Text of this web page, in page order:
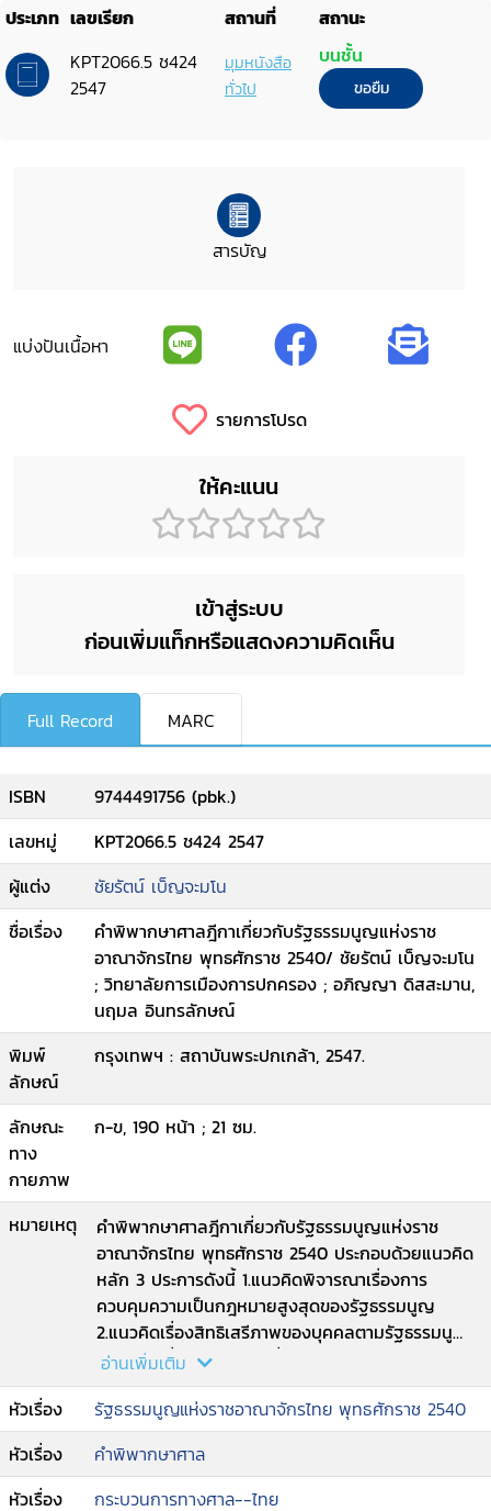
ประเภท เลขเรียก สถานที่
สถานะ
KPT2066.5 ช424
2547
มุมหนังสือ
ทั่วไป
บนชั้น
ขอยืม
สารบัญ
แบ่งปันเนื้อหา
รายการโปรด
ให้คะแนน
เข้าสู่ระบบ
ก่อนเพิ่มแท็กหรือแสดงความคิดเห็น
Full Record MARC
ISBN
9744491756 (pbk.)
เลขหมู่
KPT2066.5 ช424 2547
ผู้แต่ง
ชัยรัตน์ เบ็ญจะมโน
ชื่อเรื่อง
คำพิพากษาศาลฎีกาเกี่ยวกับรัฐธรรมนูญแห่งราช
อาณาจักรไทย พุทธศักราช 2540/ ชัยรัตน์ เบ็ญจะมโน
; วิทยาลัยการเมืองการปกครอง ; อภิญญา ดิสสะมาน,
นฤมล อินทรลักษณ์
พิมพ์
ลักษณ์
กรุงเทพฯ : สถาบันพระปกเกล้า, 2547.
ลักษณะ
ทาง
กายภาพ
ก-ข, 190 หน้า ; 21 ซม.
หมายเหตุ
คำพิพากษาศาลฎีกาเกี่ยวกับรัฐธรรมนูญแห่งราช
อาณาจักรไทย พุทธศักราช 2540 ประกอบด้วยแนวคิด
หลัก 3 ประการดังนี้ 1.แนวคิดพิจารณาเรื่องการ
ควบคุมความเป็นกฎหมายสูงสุดของรัฐธรรมนูญ
2.แนวคิดเรื่องสิทธิเสรีภาพของบุคคลตามรัฐธรรมนูญ
3.แนวคิดเรื่องอำนาจหน้าที่ของศาลยุติธรรมตาม
รัฐธรรมนูญ เพื่อให้ผู้ที่ศึกษาเกิดเข้าใจในแก่นแท้ของ
รัฐธรรมนูญ และมีการนำบทบัญญัติของรัฐธรรมนูญ
ไปใช้อย่างถูกต้อง.
อ่านเพิ่มเติม
หัวเรื่อง
รัฐธรรมนูญแห่งราชอาณาจักรไทย พุทธศักราช 2540
หัวเรื่อง
คำพิพากษาศาล
หัวเรื่อง
กระบวนการทางศาล--ไทย